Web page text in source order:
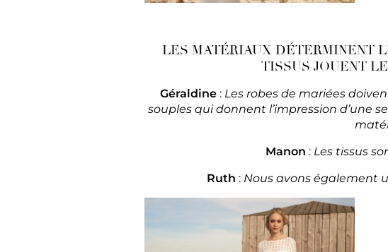
LES MATÉRIAUX DÉTERMINENT
TISSUS JOUENT
Géraldine : Les robes de mariées
souples qui donnent l’impression d’une
Manon : Les tissus
Ruth : Nous avons également